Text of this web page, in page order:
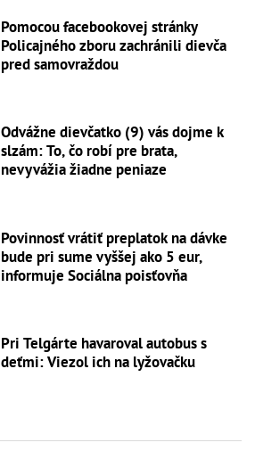
Pomocou facebookovej stránky
Policajného zboru zachránili dievča
pred samovraždou
Odvážne dievčatko (9) vás dojme k
slzám: To, čo robí pre brata,
nevyvážia žiadne peniaze
Povinnosť vrátiť preplatok na dávke
bude pri sume vyššej ako 5 eur,
informuje Sociálna poisťovňa
Pri Telgárte havaroval autobus s
deťmi: Viezol ich na lyžovačku